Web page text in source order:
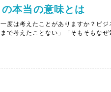
本当の意味とは
度は考えたことがありますか？ビ
で考えたことない」「そもそもな